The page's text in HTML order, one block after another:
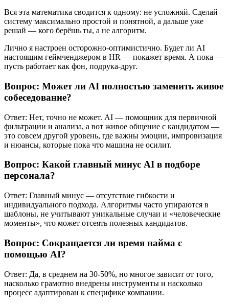
Вся эта математика сводится к одному: не усложняй. Сделай
систему максимально простой и понятной, а дальше уже
решай — кого берёшь ты, а не алгоритм.
Лично я настроен осторожно-оптимистично. Будет ли AI
настоящим геймченджером в HR — покажет время. А пока —
пусть работает как фон, подрука-друг.
Вопрос: Может ли AI полностью заменить живое
собеседование?
Ответ: Нет, точно не может. AI — помощник для первичной
фильтрации и анализа, а вот живое общение с кандидатом —
это совсем другой уровень, где важны эмоции, импровизация
и нюансы, которые пока что машина не осилит.
Вопрос: Какой главный минус AI в подборе
персонала?
Ответ: Главный минус — отсутствие гибкости и
индивидуального подхода. Алгоритмы часто упираются в
шаблоны, не учитывают уникальные случаи и «человеческие
моменты», что может отсеять полезных кандидатов.
Вопрос: Сокращается ли время найма с
помощью AI?
Ответ: Да, в среднем на 30-50%, но многое зависит от того,
насколько грамотно внедрены инструменты и насколько
процесс адаптирован к специфике компании.